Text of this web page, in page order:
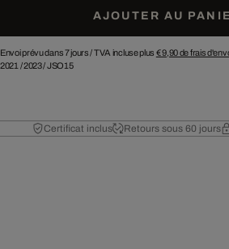
AJOUTER AU
Envoi prévu dans 7 jours /TVA incluse plus € 9,90de frais
2021 /2023/JSO15
Certificat inclus Retours sous 60 jours